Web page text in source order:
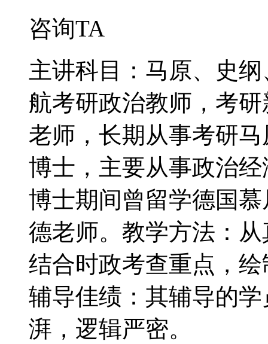
咨询TA
主讲科目：马原、史
航考研政治教师，考
老师，长期从事考研
博士，主要从事政治
博士期间曾留学德国
德老师。教学方法：
结合时政考查重点，
辅导佳绩：其辅导的
湃，逻辑严密。